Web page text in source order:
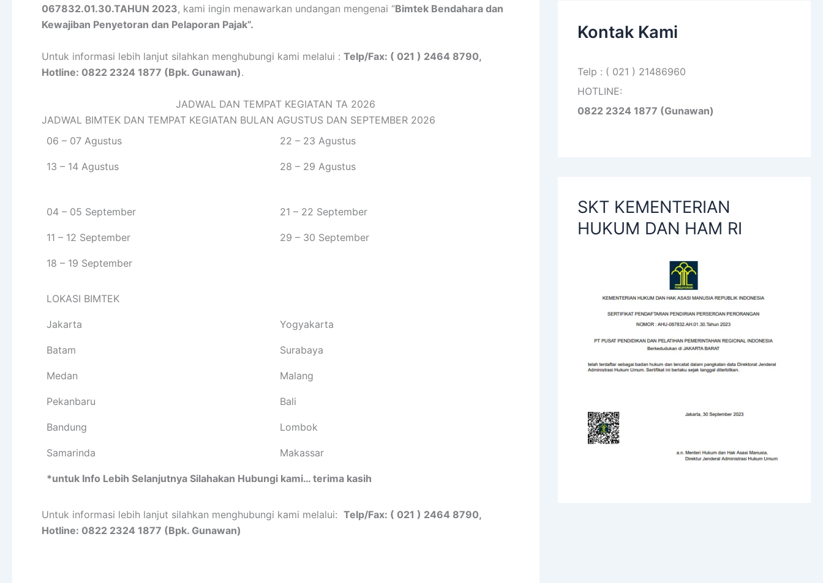
067832.01.30.TAHUN 2023, kami ingin menawarkan undangan mengenai “Bimtek Bendahara dan
Kewajiban Penyetoran dan Pelaporan Pajak”.
Untuk informasi lebih lanjut silahkan menghubungi kami melalui : Telp/Fax: ( 021 ) 2464 8790,
Hotline: 0822 2324 1877 (Bpk. Gunawan).
JADWAL DAN TEMPAT KEGIATAN TA 2026
JADWAL BIMTEK DAN TEMPAT KEGIATAN BULAN AGUSTUS DAN SEPTEMBER 2026
06 – 07 Agustus
22 – 23 Agustus
13 – 14 Agustus 28 – 29 Agustus
04 – 05 September 21 – 22 September
11 – 12 September 29 – 30 September
18 – 19 September
LOKASI BIMTEK
Jakarta Yogyakarta
Batam Surabaya
Medan Malang
Pekanbaru Bali
Bandung Lombok
Samarinda Makassar
*untuk Info Lebih Selanjutnya Silahakan Hubungi kami… terima kasih
Untuk informasi lebih lanjut silahkan menghubungi kami melalui: Telp/Fax: ( 021 ) 2464 8790,
Hotline: 0822 2324 1877 (Bpk. Gunawan)
Kontak Kami
Telp : ( 021 ) 21486960
HOTLINE:
0822 2324 1877 (Gunawan)
SKT KEMENTERIAN
HUKUM DAN HAM RI